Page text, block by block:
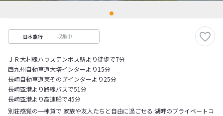
日本旅行 収集中
ＪＲ大村線ハウステンボス駅より徒歩で7分
西九州自動車道大塔インターより15分
長崎自動車道東そのぎインターより25分
長崎空港より路線バスで51分
長崎空港より高速船で45分
別荘感覚の一棟貸で 家族や友人たちと自由に過ごせる 湖畔のプライベートコ